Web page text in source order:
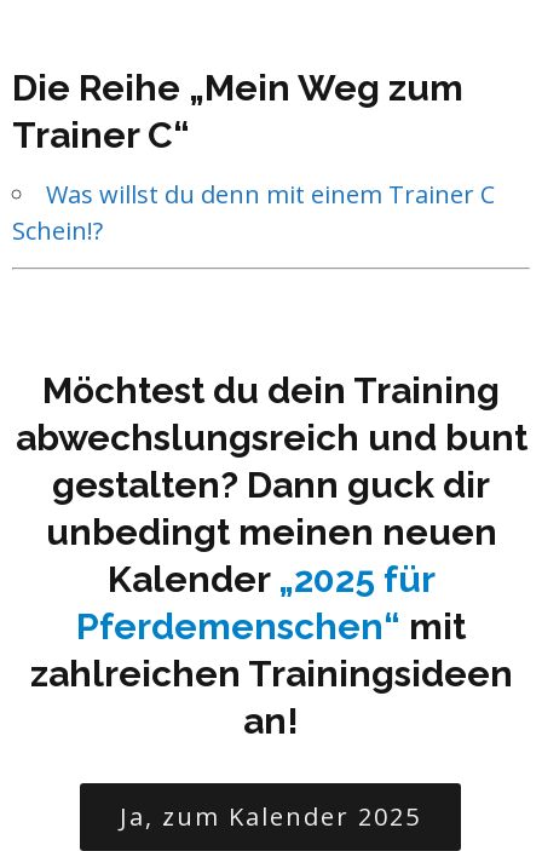
Die Reihe „Mein Weg zum
Trainer C“
Was willst du denn mit einem Trainer C
Schein!?
Möchtest du dein Training
abwechslungsreich und bunt
gestalten? Dann guck dir
unbedingt meinen neuen
Kalender „2025 für
Pferdemenschen“ mit
zahlreichen Trainingsideen
an!
Ja, zum Kalender 2025